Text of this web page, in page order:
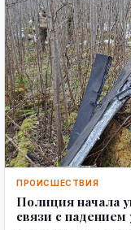
ПРОИСШЕСТВИЯ
Полиция начала
связи с падением